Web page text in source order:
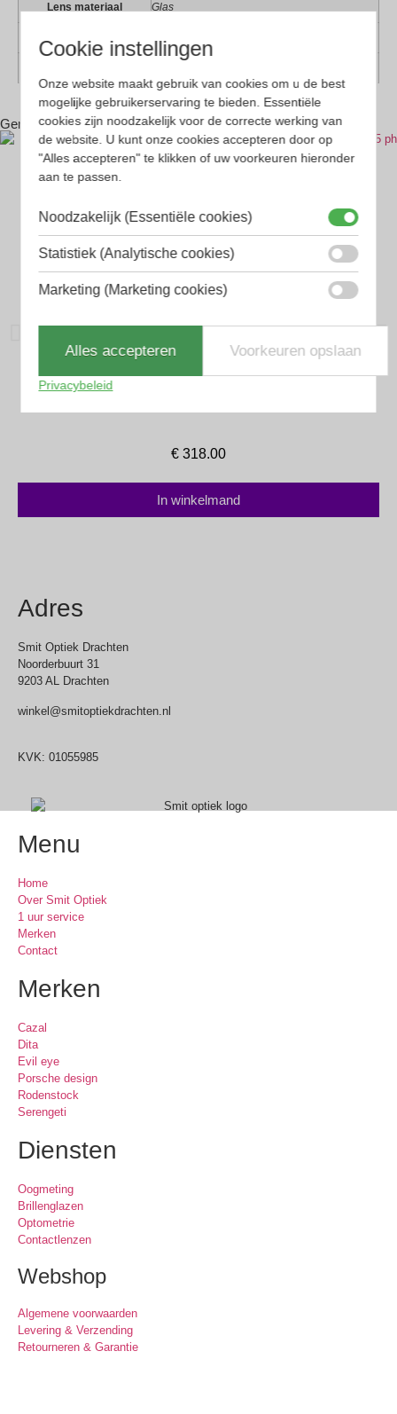
Lens materiaal Glas
Gerelateerde producten
Serengeti Zonnebril
€ 318.00
In winkelmand
Adres
Smit Optiek Drachten
Noorderbuurt 31
9203 AL Drachten
winkel@smitoptiekdrachten.nl
KVK: 01055985
Menu
Home
Over Smit Optiek
1 uur service
Merken
Contact
Merken
Cazal
Dita
Evil eye
Porsche design
Rodenstock
Serengeti
Diensten
Oogmeting
Brillenglazen
Optometrie
Contactlenzen
Webshop
Algemene voorwaarden
Levering & Verzending
Retourneren & Garantie
Cookie instellingen
Onze website maakt gebruik van cookies om u de best
mogelijke gebruikerservaring te bieden. Essentiële
cookies zijn noodzakelijk voor de correcte werking van
de website. U kunt onze cookies accepteren door op
"Alles accepteren" te klikken of uw voorkeuren hieronder
aan te passen.
Noodzakelijk (Essentiële cookies)
Statistiek (Analytische cookies)
Marketing (Marketing cookies)
Alles accepteren Voorkeuren opslaan
Privacybeleid